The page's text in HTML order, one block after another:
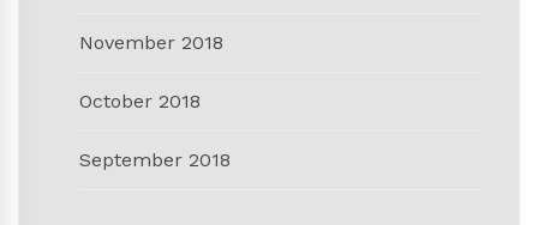
November 2018
October 2018
September 2018